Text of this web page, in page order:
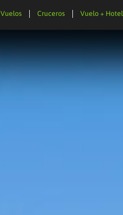
Vuelos Cruceros Vuelo + Hotel